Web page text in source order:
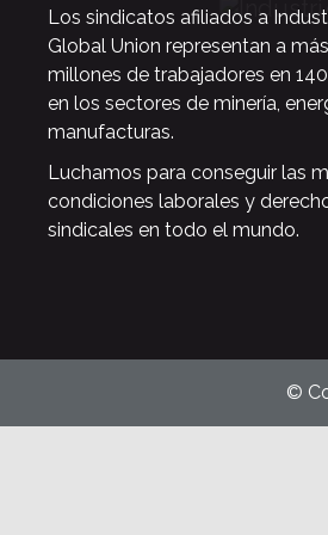
Los sindicatos afiliados a
Global Union representan a
millones de trabajadores en
en los sectores de minería,
manufacturas.
Luchamos para conseguir las
condiciones laborales y
sindicales en todo el mundo.
©